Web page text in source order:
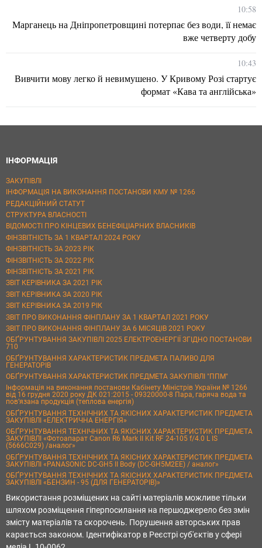
10:58
Марганець на Дніпропетровщині потерпає без води, її немає
вже четверту добу
10:43
Вивчити мову легко й невимушено. У Кривому Розі стартує
формат «Кава та англійська»
ІНФОРМАЦІЯ
ЗАКУПІВЛІ
ІНФОРМАЦІЯ НА ВИКОНАННЯ ПОСТАНОВИ КМУ № 1266
РЕДАКЦІЙНИЙ СТАТУТ
СТРУКТУРА ВЛАСНОСТІ
ВІДОМОСТІ ПРО КІНЦЕВИХ БЕНЕФІЦІАРНИХ ВЛАСНИКІВ
ФІНЗВІТНІСТЬ ЗА 1 КВАРТАЛ 2024 РОКУ
ФІНЗВІТНІСТЬ ЗА 2023 РІК
ФІНЗВІТНІСТЬ ЗА 2022 РІК
ФІНЗВІТНІСТЬ ЗА 2021 РІК
ЗВІТ КЕРІВНИКА ЗА 2021 РІК
ЗВІТ КЕРІВНИКА ЗА 2020 РІК
ЗВІТ КЕРІВНИКА ЗА 2019 РІК
ЗВІТ ПРО ВИКОНАННЯ ФІНПЛАНУ ЗА 1 КВАРТАЛ 2021 РОКУ
ЗВІТ ПРО ВИКОНАННЯ ФІНПЛАНУ ЗА 6 МІСЯЦІВ 2021 РОКУ
ОБҐРУНТУВАННЯ ЗАКУПІВЛІ 2025 ЕЛЕКТРОЕНЕРГІЇ ЗГІДНО ПОСТАНОВИ
710
ОБҐРУНТУВАННЯ ХАРАКТЕРИСТИК ПРЕДМЕТА ПАЛИВО ДЛЯ
ГЕНЕРАТОРІВ
ОБҐРУНТУВАННЯ ХАРАКТЕРИСТИК ПРЕДМЕТА ЗАКУПІВЛІ "ППМ"
Інформація на виконання постанови Кабінету Міністрів України № 1266
від 16 грудня 2020 року ДК 021:2015 - 09320000-8 Пара, гаряча вода та
пов’язана продукція (теплова енергія)
ОБҐРУНТУВАННЯ ТЕХНІЧНИХ ТА ЯКІСНИХ ХАРАКТЕРИСТИК ПРЕДМЕТА
ЗАКУПІВЛІ «ЕЛЕКТРИЧНА ЕНЕРГІЯ»
ОБҐРУНТУВАННЯ ТЕХНІЧНИХ ТА ЯКІСНИХ ХАРАКТЕРИСТИК ПРЕДМЕТА
ЗАКУПІВЛІ «Фотоапарат Canon R6 Mark II Kit RF 24-105 f/4.0 L IS
(5666C029) /аналог»
ОБҐРУНТУВАННЯ ТЕХНІЧНИХ ТА ЯКІСНИХ ХАРАКТЕРИСТИК ПРЕДМЕТА
ЗАКУПІВЛІ «PANASONIC DC-GH5 II Body (DC-GH5M2EE) / аналог»
ОБҐРУНТУВАННЯ ТЕХНІЧНИХ ТА ЯКІСНИХ ХАРАКТЕРИСТИК ПРЕДМЕТА
ЗАКУПІВЛІ «БЕНЗИН - 95 (ДЛЯ ГЕНЕРАТОРІВ)»
Використання розміщених на сайті матеріалів можливе тільки
шляхом розміщення гіперпосилання на першоджерело без змін
змісту матеріалів та скорочень. Порушення авторських прав
карається законом. Ідентифікатор в Реєстрі суб'єктів у сфері